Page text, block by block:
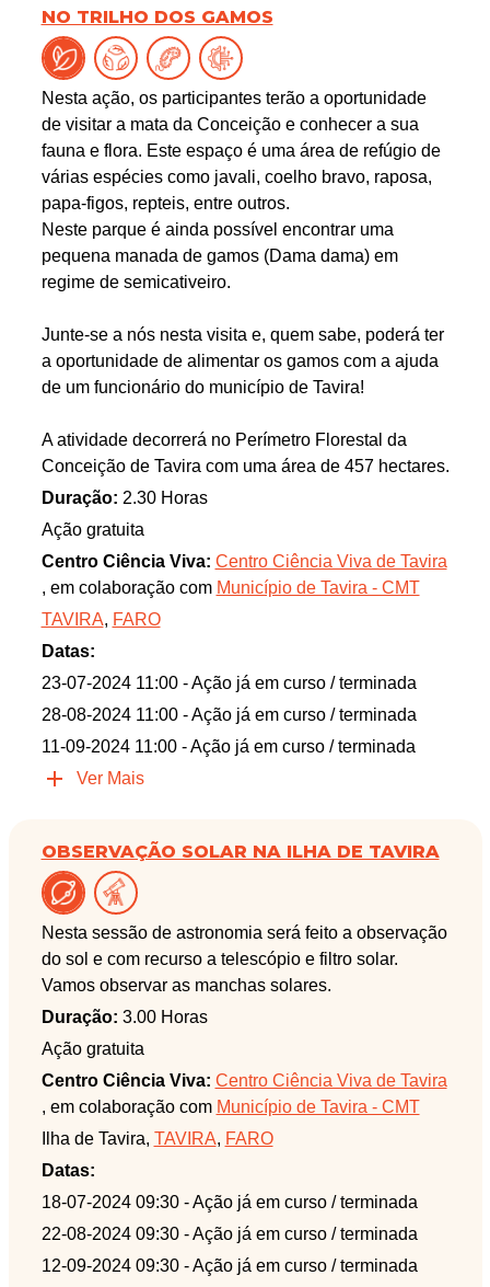
NO TRILHO DOS GAMOS
Nesta ação, os participantes terão a oportunidade
de visitar a mata da Conceição e conhecer a sua
fauna e flora. Este espaço é uma área de refúgio de
várias espécies como javali, coelho bravo, raposa,
papa-figos, repteis, entre outros.
Neste parque é ainda possível encontrar uma
pequena manada de gamos (Dama dama) em
regime de semicativeiro.
Junte-se a nós nesta visita e, quem sabe, poderá ter
a oportunidade de alimentar os gamos com a ajuda
de um funcionário do município de Tavira!
A atividade decorrerá no Perímetro Florestal da
Conceição de Tavira com uma área de 457 hectares.
Duração: 2.30 Horas
Ação gratuita
Centro Ciência Viva: Centro Ciência Viva de Tavira
, em colaboração com Município de Tavira - CMT
TAVIRA, FARO
Datas:
23-07-2024 11:00 - Ação já em curso / terminada
28-08-2024 11:00 - Ação já em curso / terminada
11-09-2024 11:00 - Ação já em curso / terminada
Ver Mais
OBSERVAÇÃO SOLAR NA ILHA DE TAVIRA
Nesta sessão de astronomia será feito a observação
do sol e com recurso a telescópio e filtro solar.
Vamos observar as manchas solares.
Duração: 3.00 Horas
Ação gratuita
Centro Ciência Viva: Centro Ciência Viva de Tavira
, em colaboração com Município de Tavira - CMT
Ilha de Tavira, TAVIRA, FARO
Datas:
18-07-2024 09:30 - Ação já em curso / terminada
22-08-2024 09:30 - Ação já em curso / terminada
12-09-2024 09:30 - Ação já em curso / terminada